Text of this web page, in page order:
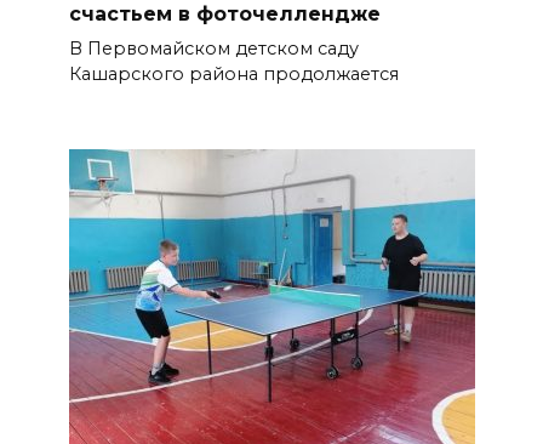
счастьем в фоточеллендже
В Первомайском детском саду
Кашарского района продолжается